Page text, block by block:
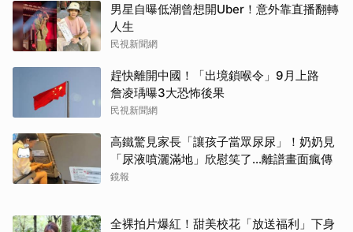
男星自曝低潮曾想開Uber！意外靠直播翻轉
人生
民視新聞網
趕快離開中國！「出境鎖喉令」9月上路
詹凌瑀曝3大恐怖後果
民視新聞網
高鐵驚見家長「讓孩子當眾尿尿」！奶奶見
「尿液噴灑滿地」欣慰笑了…離譜畫面瘋傳
鏡報
全裸拍片爆紅！甜美校花「放送福利」下身